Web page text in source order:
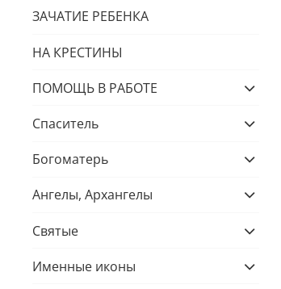
ЗАЧАТИЕ РЕБЕНКА
НА КРЕСТИНЫ
ПОМОЩЬ В РАБОТЕ
Спаситель
Богоматерь
Ангелы, Архангелы
Святые
Именные иконы